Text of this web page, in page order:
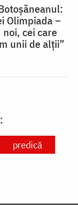
Olimpiada –
cei care
unii de alții”
predică